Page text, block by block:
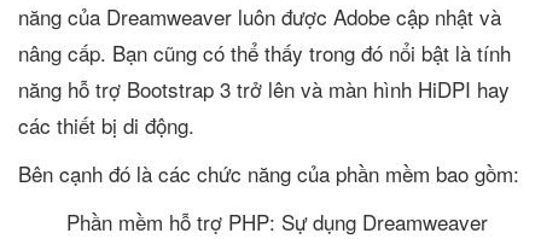
năng của Dreamweaver luôn được Adobe cập nhật và
nâng cấp. Bạn cũng có thể thấy trong đó nổi bật là tính
năng hỗ trợ Bootstrap 3 trở lên và màn hình HiDPI hay
các thiết bị di động.
Bên cạnh đó là các chức năng của phần mềm bao gồm:
Phần mềm hỗ trợ PHP: Sự dụng Dreamweaver